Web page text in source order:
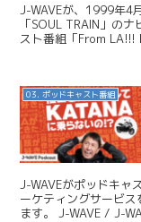
J-WAVEが、1999年4
「SOUL TRAIN」の
スト番組「From LA!!!
03. ポッドキャスト番組
J-WAVEがポッドキャ
ーケティングサービ
ます。 J-WAVE / J-